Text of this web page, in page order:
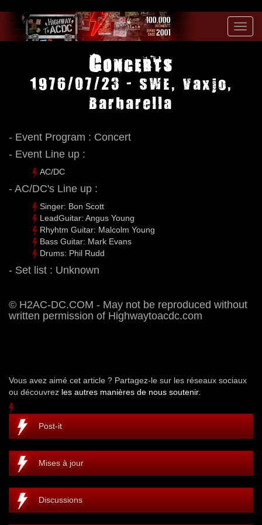
Concerts
1976/07/23 - SWE, Vaxjo,
Barbarella
- Event Program : Concert
- Event Line up :
AC/DC
- AC/DC's Line up :
Singer: Bon Scott
LeadGuitar: Angus Young
Rhyhtm Guitar: Malcolm Young
Bass Guitar: Mark Evans
Drums: Phil Rudd
- Set list : Unknown
© H2AC-DC.COM - May not be reproduced without
written permission of Highwaytoacdc.com
Vous avez aimé cet article ? Partagez-le sur les réseaux sociaux
ou découvrez les autres manières de nous soutenir.
Post-it
Mises à jour
Discussions